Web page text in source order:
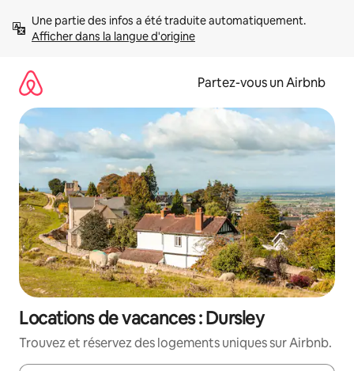
directement
Afficher dans la langue d'origine
Partez-vous un Airbnb
Locations de vacances : Dursley
Trouvez et réservez des logements uniques sur Airbnb.